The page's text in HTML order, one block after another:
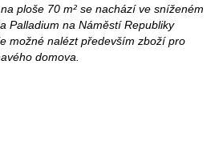
ploše 70 m² se nachází ve sníženém
Palladium na Náměstí Republiky
možné nalézt především zboží pro
domova.